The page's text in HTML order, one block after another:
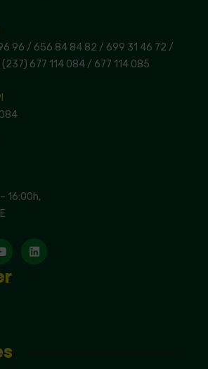
96 / 656 84 84 82 / 699 31 46 72 /
(237) 677 114 084 / 677 114 085
16:00h,